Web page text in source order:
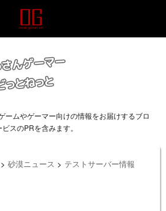
ームやゲーマー向けの情報をお届けするブロ
スのPRを含みます。
> 砂漠ニュース > テストサーバー情報